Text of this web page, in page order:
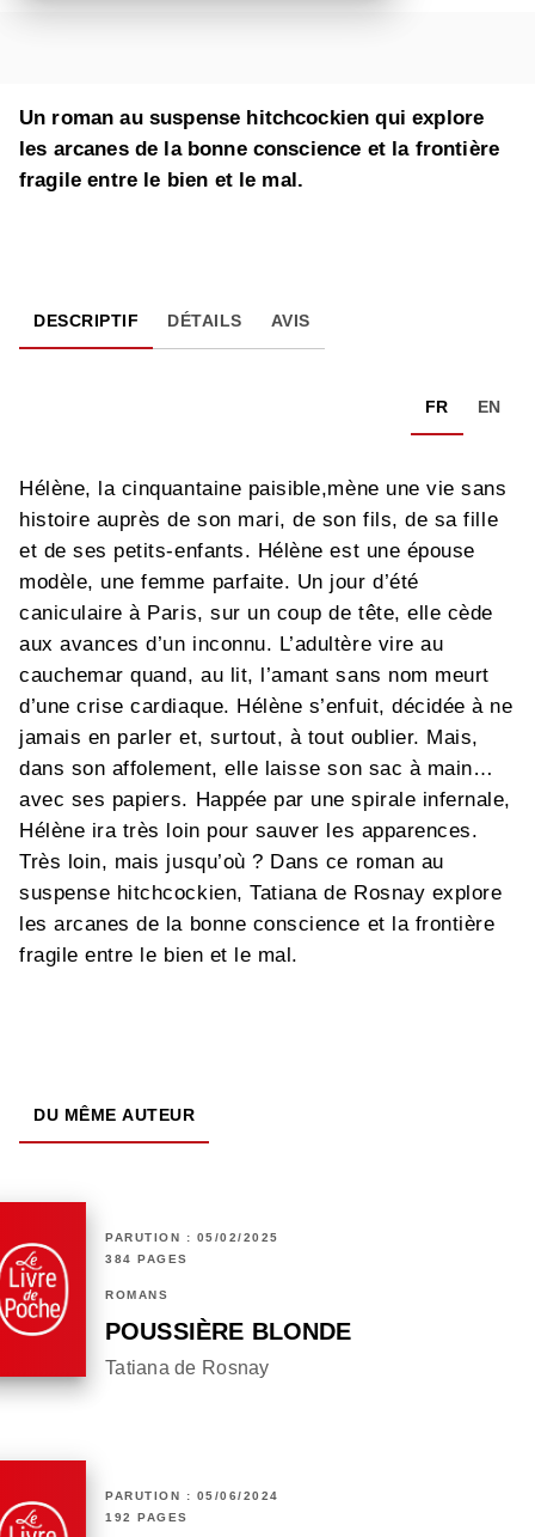
Un roman au suspense hitchcockien qui explore
les arcanes de la bonne conscience et la frontière
fragile entre le bien et le mal.
DESCRIPTIF DÉTAILS AVIS
FR EN
Hélène, la cinquantaine paisible,mène une vie sans
histoire auprès de son mari, de son fils, de sa fille
et de ses petits-enfants. Hélène est une épouse
modèle, une femme parfaite. Un jour d’été
caniculaire à Paris, sur un coup de tête, elle cède
aux avances d’un inconnu. L’adultère vire au
cauchemar quand, au lit, l’amant sans nom meurt
d’une crise cardiaque. Hélène s’enfuit, décidée à ne
jamais en parler et, surtout, à tout oublier. Mais,
dans son affolement, elle laisse son sac à main…
avec ses papiers. Happée par une spirale infernale,
Hélène ira très loin pour sauver les apparences.
Très loin, mais jusqu’où ? Dans ce roman au
suspense hitchcockien, Tatiana de Rosnay explore
les arcanes de la bonne conscience et la frontière
fragile entre le bien et le mal.
DU MÊME AUTEUR
PARUTION : 05/02/2025
384 PAGES
ROMANS
POUSSIÈRE BLONDE
Tatiana de Rosnay
PARUTION : 05/06/2024
192 PAGES